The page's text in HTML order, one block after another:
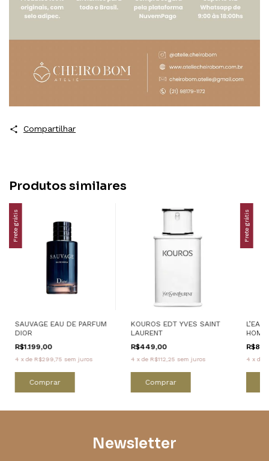
Compartilhar
Produtos similares
Frete grátis
SAUVAGE EAU DE PARFUM
DIOR
R$1.199,00
4 xde R$299,75 sem juros
Comprar
KOUROS EDT YVES SAINT
LAURENT
R$449,00
4 xde R$112,25 sem juros
Comprar
Frete grátis
L’EAU
4 x de
Newsletter